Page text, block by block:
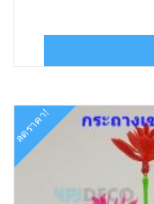
ลดราคา!